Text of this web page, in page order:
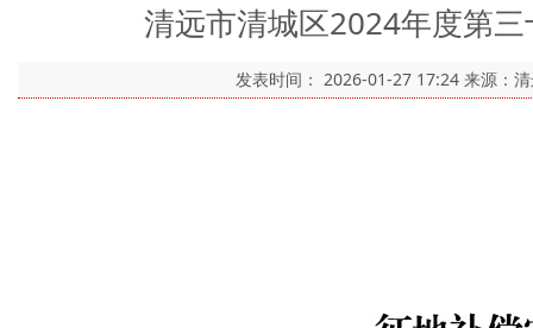
清远市清城区2024年度第
发表时间： 2026-01-27 17:24 来源：